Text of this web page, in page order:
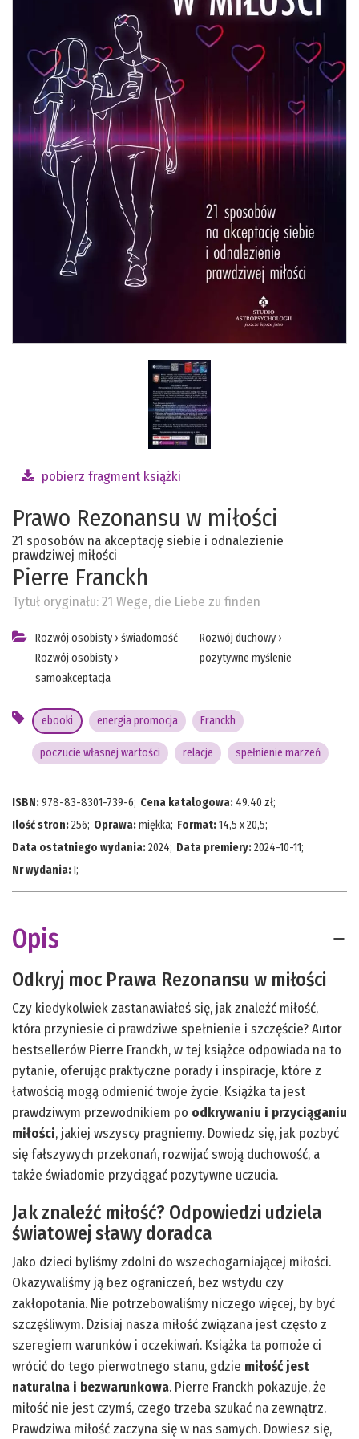
pobierz fragment książki
Prawo Rezonansu w miłości
21 sposobów na akceptację siebie i odnalezienie
prawdziwej miłości
Pierre Franckh
Tytuł oryginału:21 Wege, die Liebe zu finden
Rozwój osobisty › świadomość
Rozwój osobisty ›
samoakceptacja
Rozwój duchowy›
pozytywne myślenie
ebooki energia promocja Franckh
poczucie własnej wartości relacje spełnienie marzeń
ISBN:978-83-8301-739-6; Cena katalogowa: 49.40 zł;
Ilość stron:256; Oprawa:miękka; Format:14,5 x 20,5;
Data ostatniego wydania:2024; Data premiery:2024-10-11;
Nr wydania:I;
Opis
Odkryj moc Prawa Rezonansu w miłości
Czy kiedykolwiek zastanawiałeś się, jak znaleźć miłość,
która przyniesie ci prawdziwe spełnienie i szczęście? Autor
bestsellerów Pierre Franckh, w tej książce odpowiada na to
pytanie, oferując praktyczne porady i inspiracje, które z
łatwością mogą odmienić twoje życie. Książka ta jest
prawdziwym przewodnikiem po odkrywaniu i przyciąganiu
miłości, jakiej wszyscy pragniemy. Dowiedz się, jak pozbyć
się fałszywych przekonań, rozwijać swoją duchowość, a
także świadomie przyciągać pozytywne uczucia.
Jak znaleźć miłość? Odpowiedzi udziela
światowej sławy doradca
Jako dzieci byliśmy zdolni do wszechogarniającej miłości.
Okazywaliśmy ją bez ograniczeń, bez wstydu czy
zakłopotania. Nie potrzebowaliśmy niczego więcej, by być
szczęśliwym. Dzisiaj nasza miłość związana jest często z
szeregiem warunków i oczekiwań. Książka ta pomoże ci
wrócić do tego pierwotnego stanu, gdzie miłość jest
naturalna i bezwarunkowa. Pierre Franckh pokazuje, że
miłość nie jest czymś, czego trzeba szukać na zewnątrz.
Prawdziwa miłość zaczyna się w nas samych. Dowiesz się,